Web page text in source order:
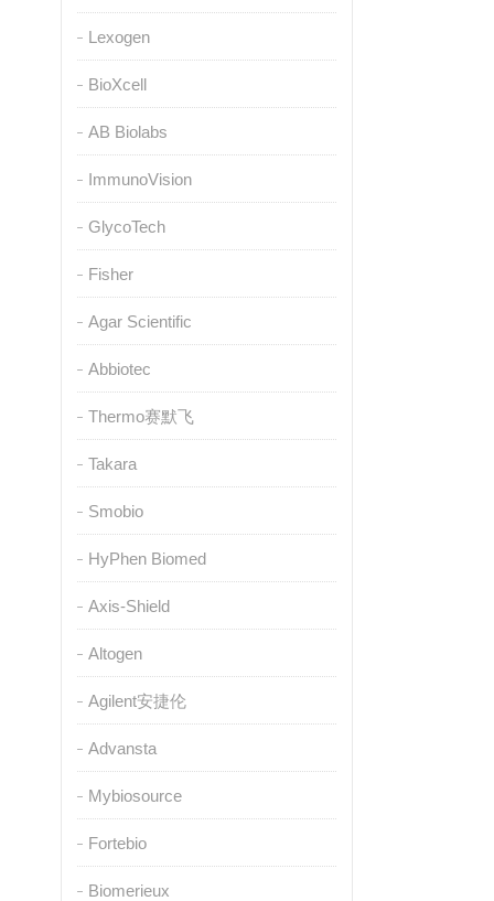
Lexogen
BioXcell
AB Biolabs
ImmunoVision
GlycoTech
Fisher
Agar Scientific
Abbiotec
Thermo赛默飞
Takara
Smobio
HyPhen Biomed
Axis-Shield
Altogen
Agilent安捷伦
Advansta
Mybiosource
Fortebio
Biomerieux